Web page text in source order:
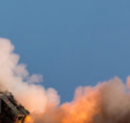
Syiah dan
Mengapa Syiah
Mengapa Syiah
Syiah dan
Kesalahan Syiah
Syiah dan